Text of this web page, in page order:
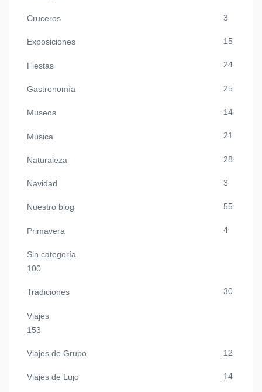
Cruceros 3
Exposiciones 15
Fiestas 24
Gastronomía 25
Museos 14
Música 21
Naturaleza 28
Navidad 3
Nuestro blog 55
Primavera 4
Sin categoría
100
Tradiciones 30
Viajes
153
Viajes de Grupo 12
Viajes de Lujo 14